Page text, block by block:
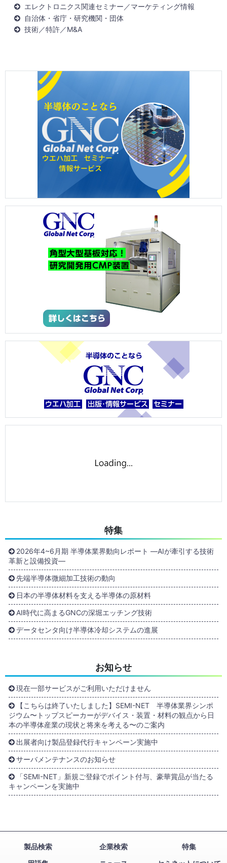
エレクトロニクス関連セミナー／マーケティング情報
自治体・省庁・研究機関・団体
技術／特許／M&A
特集
2026年4~6月期 半導体業界動向レポート ―AIが牽引する技術
革新と設備投資―
先端半導体微細加工技術の動向
日本の半導体材料を支える半導体の原材料
AI時代に高まるGNCの深堀エッチング技術
データセンタ向け半導体冷却システムの進展
お知らせ
現在一部サービスがご利用いただけません
【こちらは終了いたしました】SEMI-NET 半導体業界シンポ
ジウム〜トップスピーカーがデバイス・装置・材料の観点から日
本の半導体産業の現状と将来を考える〜のご案内
出展者向け製品登録代行キャンペーン実施中
サーバメンテナンスのお知らせ
「SEMI-NET」新規ご登録でポイント付与、豪華賞品が当たる
キャンペーンを実施中
製品検索 企業検索
特集